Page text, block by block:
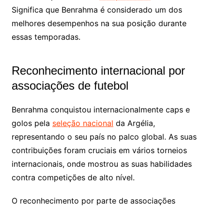
Significa que Benrahma é considerado um dos
melhores desempenhos na sua posição durante
essas temporadas.
Reconhecimento internacional por
associações de futebol
Benrahma conquistou internacionalmente caps e
golos pela seleção nacional da Argélia,
representando o seu país no palco global. As suas
contribuições foram cruciais em vários torneios
internacionais, onde mostrou as suas habilidades
contra competições de alto nível.
O reconhecimento por parte de associações